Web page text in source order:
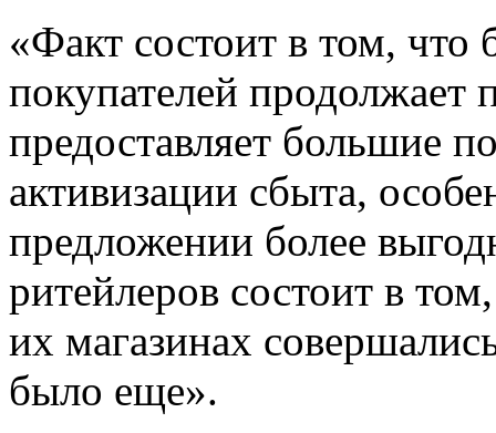
«Факт состоит в том, что
покупателей продолжает
предоставляет большие
активизации сбыта,
предложении более
ритейлеров состоит в
их магазинах
было еще».